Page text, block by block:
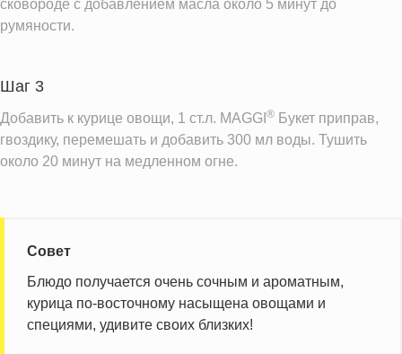
сковороде с добавлением масла около 5 минут до
румяности.
Шаг 3
Добавить к курице овощи, 1 ст.л. MAGGI ® Букет приправ,
гвоздику, перемешать и добавить 300 мл воды. Тушить
около 20 минут на медленном огне.
Совет
Блюдо получается очень сочным и ароматным,
курица по-восточному насыщена овощами и
специями, удивите своих близких!